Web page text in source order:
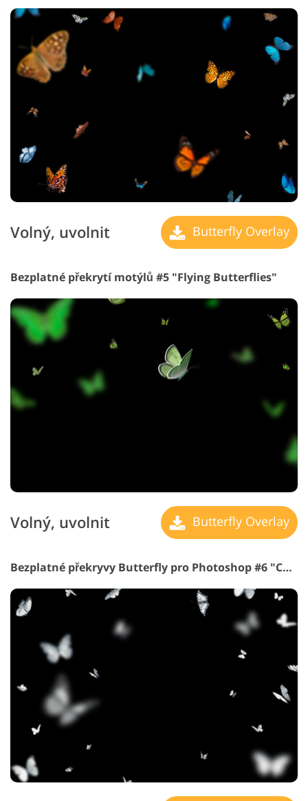
Volný, uvolnit Butterfly Overlay
Bezplatné překrytí motýlů #5 "Flying Butterflies"
Volný, uvolnit Butterfly Overlay
Bezplatné překryvy Butterfly pro Photoshop #6 "Catch the Moment"